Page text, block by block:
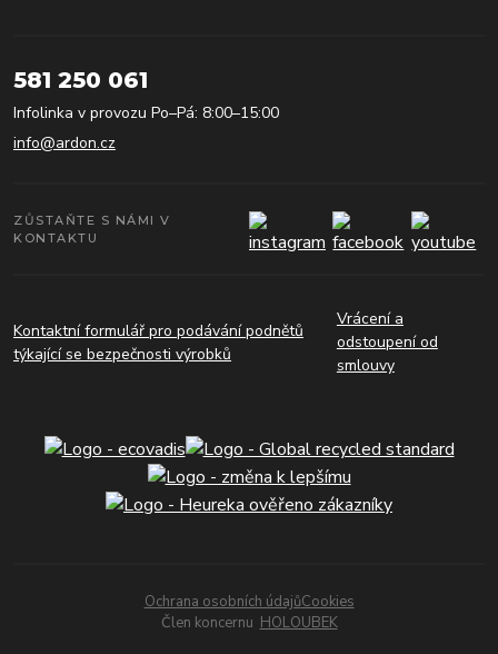
581 250 061
Infolinka v provozu Po–Pá: 8:00–15:00
info@ardon.cz
ZŮSTAŇTE S NÁMI V
KONTAKTU
Kontaktní formulář pro podávání podnětů
týkající se bezpečnosti výrobků
Vrácení a
odstoupení od
smlouvy
Ochrana osobních údajůCookies
Člen koncernu HOLOUBEK